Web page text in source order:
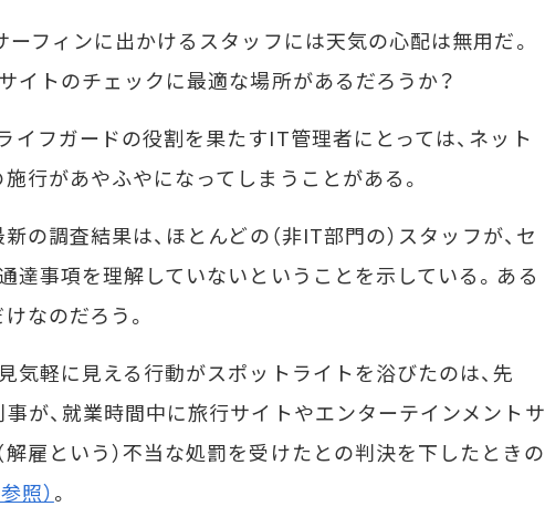
フィンに出かけるスタッフには天気の心配は無用だ。
イトのチェックに最適な場所があるだろうか？
フガードの役割を果たすIT管理者にとっては、ネット
行があやふやになってしまうことがある。
の調査結果は、ほとんどの（非IT部門の）スタッフが、セ
達事項を理解していないということを示している。ある
なのだろう。
軽に見える行動がスポットライトを浴びたのは、先
が、就業時間中に旅行サイトやエンターテインメントサ
雇という）不当な処罰を受けたとの判決を下したときの
照）。